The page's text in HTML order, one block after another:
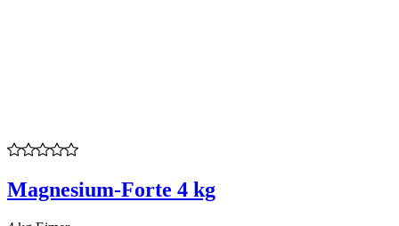
Magnesium-Forte 4 kg